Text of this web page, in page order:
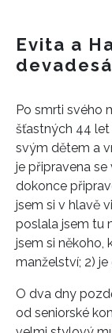
Evita a
Po smrti svého
šťastných 44
svým dětem a
je připravena
dokonce
jsem si v hlavě
poslala jsem tu
jsem si někoho,
manželství; 2) je
O dva dny
od seniorské